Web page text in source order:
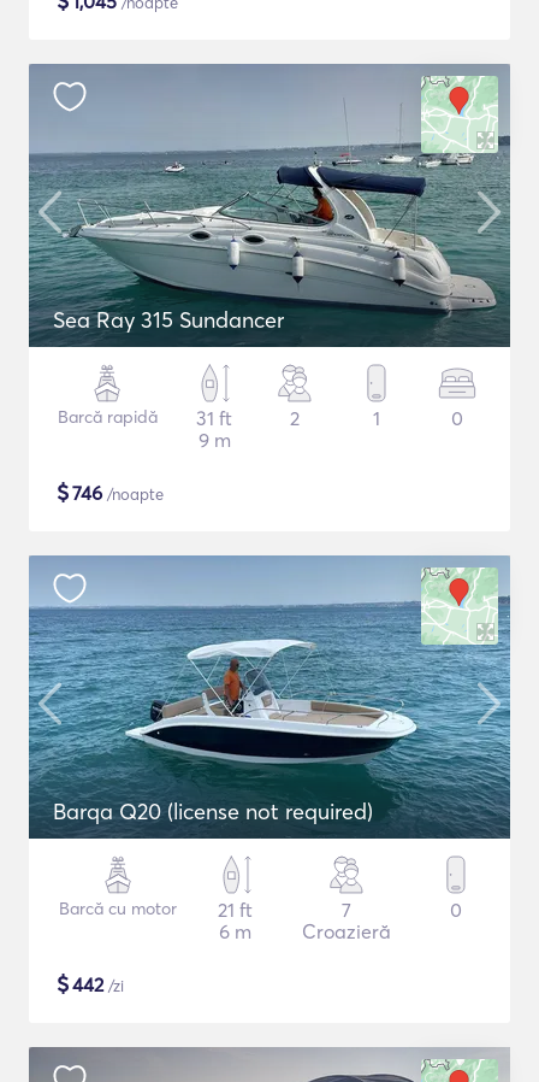
Sea Ray 315 Sundancer
Barcă rapidă
31 ft
9 m
2 1 0
$746 /noapte
Barqa Q20 (license not required)
Barcă cu motor
21 ft
6 m
7
Croazieră
0
$442/zi